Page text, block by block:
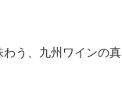
う、九州ワインの真